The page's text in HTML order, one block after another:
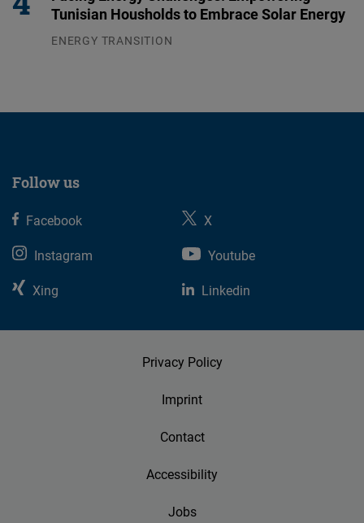
Tunisian Housholds to Embrace Solar Energy
ENERGY TRANSITION
Follow us
Facebook
X
Instagram
Youtube
Xing
Linkedin
Privacy Policy
Imprint
Contact
Accessibility
Jobs